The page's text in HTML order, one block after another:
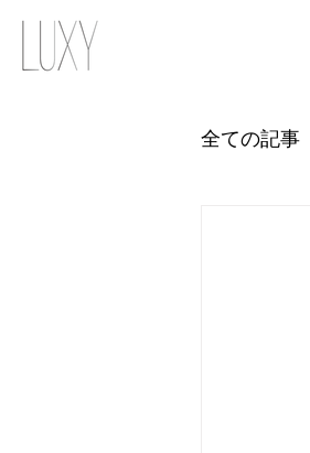
全ての記事